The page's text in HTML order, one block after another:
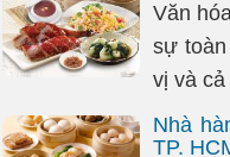
Văn
sự
vị và
Nhà
TP.